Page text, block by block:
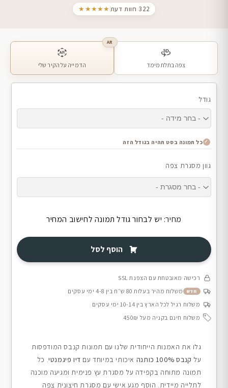
★★★★★
322 חוות דעת
צפה בתלת מימד
AR
הדמייה על הקיר שלי
גודל
כל תמונה בסט תהיה בגודל הזה
גוון מסגרת צפה
מחיר: יש לבחור גודל תמונה לחישוב המחיר
הוסף לסל
רכישה מאובטחת עם הצפנת SSL
חדש
משלוח מהיר בעלות 80 ש״ח בין 4-8 ימי עסקים
משלוח רגיל לכל הארץ בין 10-14 ימי עסקים
משלוח חינם בקניה מעל 450₪
גלו את האמנות הייחודית שלנו עם תמונות קנבס המודפסות
על קנבס 100% כותנה איכותי במיוחד עם דיו פיגמנטי. כל
תמונה מתוחה בקפידה על מסגרת עץ פנימית ומגיעה מוכנה
לתלייה מיידית. הוסף מגע אישי עם מסגרת חיצונית צפה